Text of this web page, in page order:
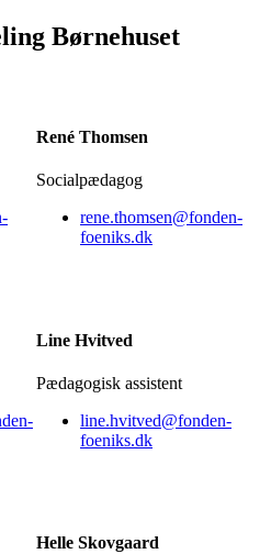
Børnehuset
René Thomsen
Socialpædagog
rene.thomsen@fonden-
foeniks.dk
Line Hvitved
Pædagogisk assistent
line.hvitved@fonden-
foeniks.dk
Helle Skovgaard